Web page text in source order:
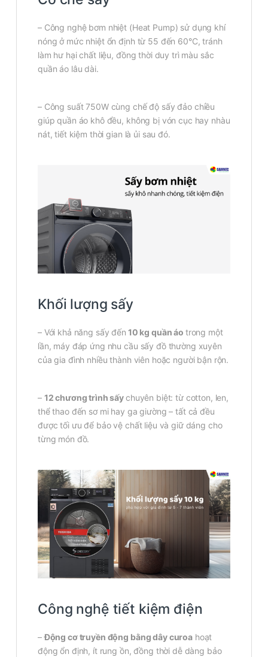
– Công nghệ bơm nhiệt (Heat Pump) sử dụng khí
nóng ở mức nhiệt ổn định từ 55 đến 60°C, tránh
làm hư hại chất liệu, đồng thời duy trì màu sắc
quần áo lâu dài.
– Công suất 750W cùng chế độ sấy đảo chiều
giúp quần áo khô đều, không bị vón cục hay nhàu
nát, tiết kiệm thời gian là ủi sau đó.
Khối lượng sấy
– Với khả năng sấy đến 10 kg quần áo trong một
lần, máy đáp ứng nhu cầu sấy đồ thường xuyên
của gia đình nhiều thành viên hoặc người bận rộn.
– 12 chương trình sấychuyên biệt: từ cotton, len,
thể thao đến sơ mi hay ga giường – tất cả đều
được tối ưu để bảo vệ chất liệu và giữ dáng cho
từng món đồ.
Công nghệ tiết kiệm điện
–Động cơ truyền động bằng dây curoahoạt
động ổn định, ít rung ồn, đồng thời dễ dàng bảo